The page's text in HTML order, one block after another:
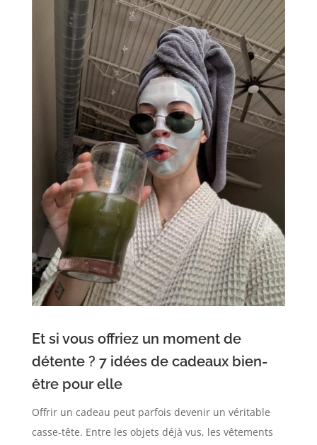
Et si vous offriez un moment de
détente ? 7 idées de cadeaux bien-
être pour elle
Offrir un cadeau peut parfois devenir un véritable
casse-tête. Entre les objets déjà vus, les vêtements